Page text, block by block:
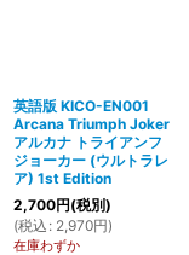
英語版 KICO-EN001
Arcana Triumph Joker
アルカナ トライアンフ
ジョーカー (ウルトラレ
ア) 1st Edition
2,700円(税別)
(税込 : 2,970円)
在庫わずか